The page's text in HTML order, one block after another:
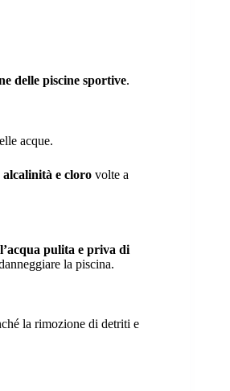
delle piscine sportive.
acque.
e cloro volte a
pulita e priva di
la piscina.
la rimozione di detriti e